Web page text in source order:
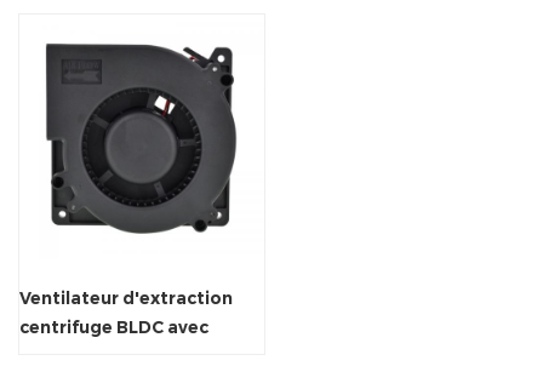
Ventilateur d'extraction
centrifuge BLDC avec